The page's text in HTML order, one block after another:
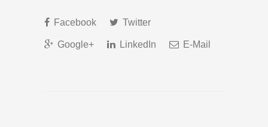
Facebook Twitter
Google+ LinkedIn E-Mail